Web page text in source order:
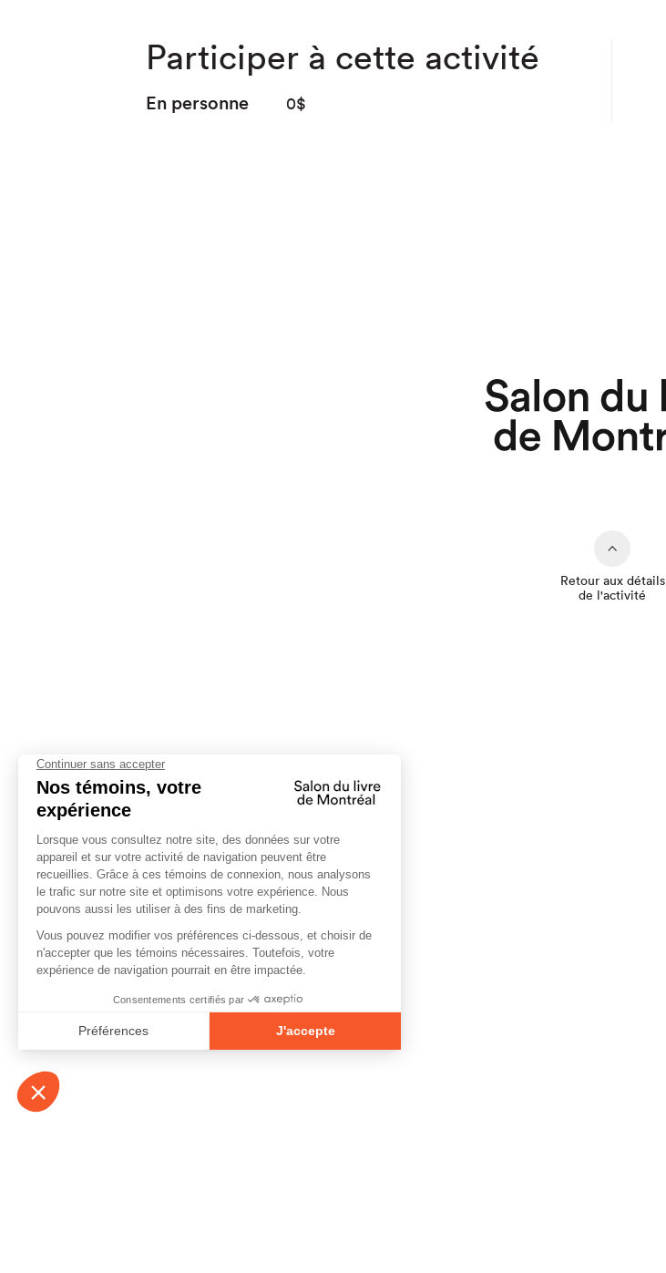
Participer à cette activité
En personne 0$
Retour aux détails
de l'activité